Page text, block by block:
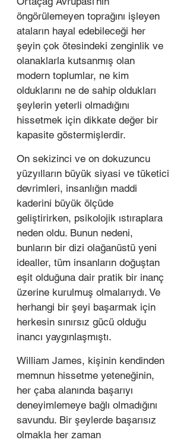
öngörülemeyen toprağını işleyen
ataların hayal edebileceği her
şeyin çok ötesindeki zenginlik ve
olanaklarla kutsanmış olan
modern toplumlar, ne kim
olduklarını ne de sahip oldukları
şeylerin yeterli olmadığını
hissetmek için dikkate değer bir
kapasite göstermişlerdir.
On sekizinci ve on dokuzuncu
yüzyılların büyük siyasi ve tüketici
devrimleri, insanlığın maddi
kaderini büyük ölçüde
geliştirirken, psikolojik ıstıraplara
neden oldu. Bunun nedeni,
bunların bir dizi olağanüstü yeni
idealler, tüm insanların doğuştan
eşit olduğuna dair pratik bir inanç
üzerine kurulmuş olmalarıydı. Ve
herhangi bir şeyi başarmak için
herkesin sınırsız gücü olduğu
inancı yaygınlaşmıştı.
William James, kişinin kendinden
memnun hissetme yeteneğinin,
her çaba alanında başarıyı
deneyimlemeye bağlı olmadığını
savundu. Bir şeylerde başarısız
olmakla her zaman